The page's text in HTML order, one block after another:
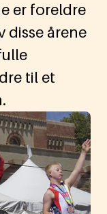
er foreldre
disse årene
til et